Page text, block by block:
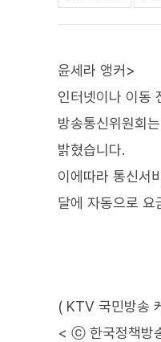
윤세라 앵커>
인터넷이나 이동
방송통신위원회
밝혔습니다.
이에따라 통신서
달에 자동으로 요
( KTV 국민방송
< ⓒ 한국정책방